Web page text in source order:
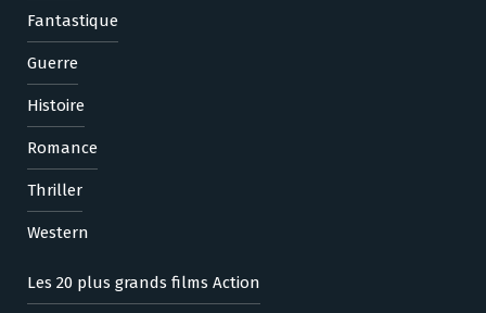
Fantastique
Guerre
Histoire
Romance
Thriller
Western
Les 20 plus grands films Action